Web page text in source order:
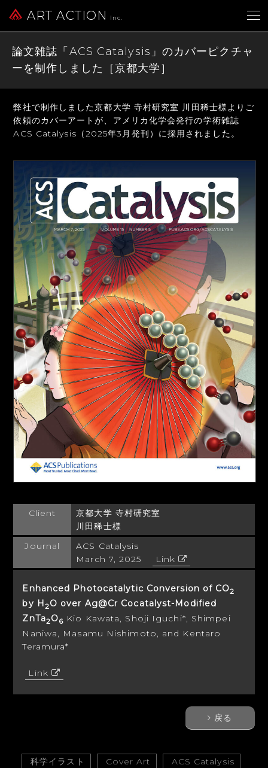
ART ACTION Inc.
論文雑誌「ACS Catalysis」のカバーピクチャ
ーを制作しました［京都大学］
弊社で制作しました京都大学 寺村研究室 川田稀士様よりご
依頼のカバーアートが、 アメリカ化学会発行の学術雑誌
ACS Catalysis（2025年3月発刊）に採用されました。
Client
京都大学 寺村研究室
川田稀士様
Journal
ACS Catalysis
March 7, 2025
Link
Enhanced Photocatalytic Conversion of CO2
by H2O over Ag@Cr Cocatalyst-Modified
ZnTa2O6 Kio Kawata, Shoji Iguchi*, Shimpei
Naniwa, Masamu Nishimoto, and Kentaro
Teramura*
Link
戻る
科学イラスト Cover Art
ACS Catalysis